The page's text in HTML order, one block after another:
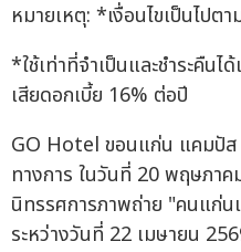
หมายเหตุ: *เงื่อนไขเป็นไปต
*ใช้เท่าที่จำเป็นและชำระคืน
เสียดอกเบี้ย 16% ต่อปี
GO Hotel ขอนแก่น แคมปัส
ทางการ ในวันที่ 20 พฤษภาค
นิทรรศการภาพถ่าย "คนแก่
ระหว่างวันที่ 22 เมษายน